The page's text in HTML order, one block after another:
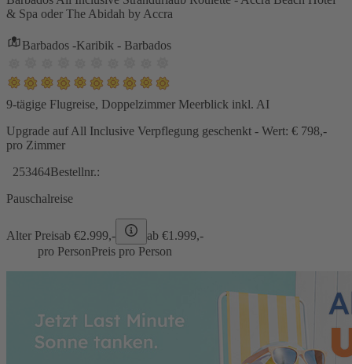
& Spa oder The Abidah by Accra
Barbados -Karibik - Barbados
9-tägige Flugreise, Doppelzimmer Meerblick inkl. AI
Upgrade auf All Inclusive Verpflegung geschenkt - Wert: € 798,-
pro Zimmer
253464Bestellnr.:
Pauschalreise
Alter Preisab €2.999,- ab €1.999,-
pro PersonPreis pro Person